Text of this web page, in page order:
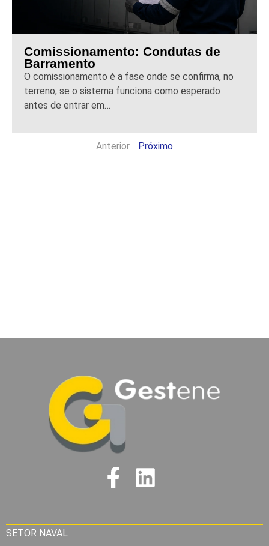
Comissionamento: Condutas de
Barramento
O comissionamento é a fase onde se confirma, no
terreno, se o sistema funciona como esperado
antes de entrar em…
Anterior Próximo
SETOR NAVAL